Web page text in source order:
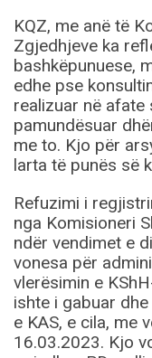
KQZ, me anë të
Zgjedhjeve ka
bashkëpunuese,
edhe pse
realizuar në afate
pamundësuar
me to. Kjo për
larta të punës së
Refuzimi i
nga Komisioneri
ndër vendimet e
vonesa për
vlerësimin e
ishte i gabuar
e KAS, e cila, me
16.03.2023. Kjo